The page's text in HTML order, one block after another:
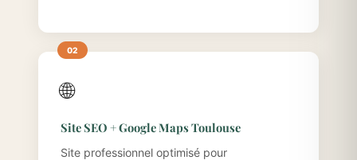
🌐
Site SEO + Google Maps Toulouse
Site professionnel optimisé pour